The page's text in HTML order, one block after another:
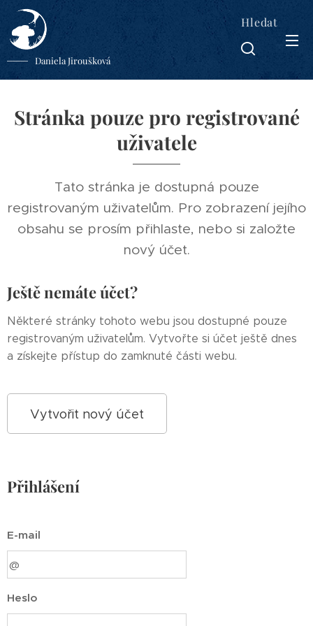
Daniela Jiroušková
Hledat
Stránka pouze pro registrované
uživatele
Tato stránka je dostupná pouze
registrovaným uživatelům. Pro zobrazení jejího
obsahu se prosím přihlaste, nebo si založte
nový účet.
Ještě nemáte účet?
Některé stránky tohoto webu jsou dostupné pouze
registrovaným uživatelům. Vytvořte si účet ještě dnes
a získejte přístup do zamknuté části webu.
Vytvořit nový účet
Přihlášení
E-mail
Heslo